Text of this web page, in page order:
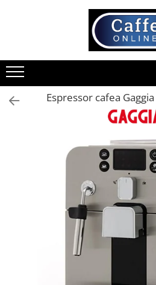
Cafea
Cafea Boabe
Capsule Cafea
Aparate Automate
Aparate capsule
Espressor cafea